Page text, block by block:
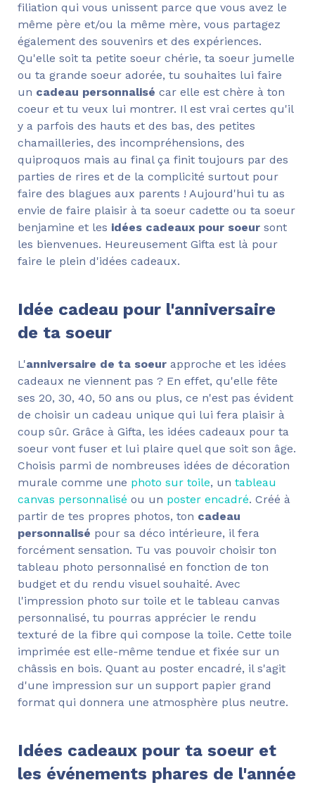
filiation qui vous unissent parce que vous avez le
même père et/ou la même mère, vous partagez
également des souvenirs et des expériences.
Qu'elle soit ta petite soeur chérie, ta soeur jumelle
ou ta grande soeur adorée, tu souhaites lui faire
un cadeau personnalisé car elle est chère à ton
coeur et tu veux lui montrer. Il est vrai certes qu'il
y a parfois des hauts et des bas, des petites
chamailleries, des incompréhensions, des
quiproquos mais au final ça finit toujours par des
parties de rires et de la complicité surtout pour
faire des blagues aux parents ! Aujourd'hui tu as
envie de faire plaisir à ta soeur cadette ou ta soeur
benjamine et les idées cadeaux pour soeur sont
les bienvenues. Heureusement Gifta est là pour
faire le plein d'idées cadeaux.
Idée cadeau pour l'anniversaire
de ta soeur
L'anniversaire de ta soeur approche et les idées
cadeaux ne viennent pas ? En effet, qu'elle fête
ses 20, 30, 40, 50 ans ou plus, ce n'est pas évident
de choisir un cadeau unique qui lui fera plaisir à
coup sûr. Grâce à Gifta, les idées cadeaux pour ta
soeur vont fuser et lui plaire quel que soit son âge.
Choisis parmi de nombreuses idées de décoration
murale comme une photo sur toile, un tableau
canvas personnalisé ou un poster encadré. Créé à
partir de tes propres photos, ton cadeau
personnalisé pour sa déco intérieure, il fera
forcément sensation. Tu vas pouvoir choisir ton
tableau photo personnalisé en fonction de ton
budget et du rendu visuel souhaité. Avec
l'impression photo sur toile et le tableau canvas
personnalisé, tu pourras apprécier le rendu
texturé de la fibre qui compose la toile. Cette toile
imprimée est elle-même tendue et fixée sur un
châssis en bois. Quant au poster encadré, il s'agit
d'une impression sur un support papier grand
format qui donnera une atmosphère plus neutre.
Idées cadeaux pour ta soeur et
les événements phares de l'année